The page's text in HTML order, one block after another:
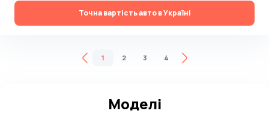
Точна вартість авто в Україні
1 2 3 4
Моделі